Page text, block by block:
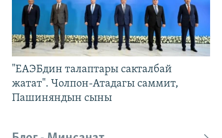
"ЕАЭБдин талаптары сакталбай
жатат". Чолпон-Атадагы саммит,
Пашиняндын сыны